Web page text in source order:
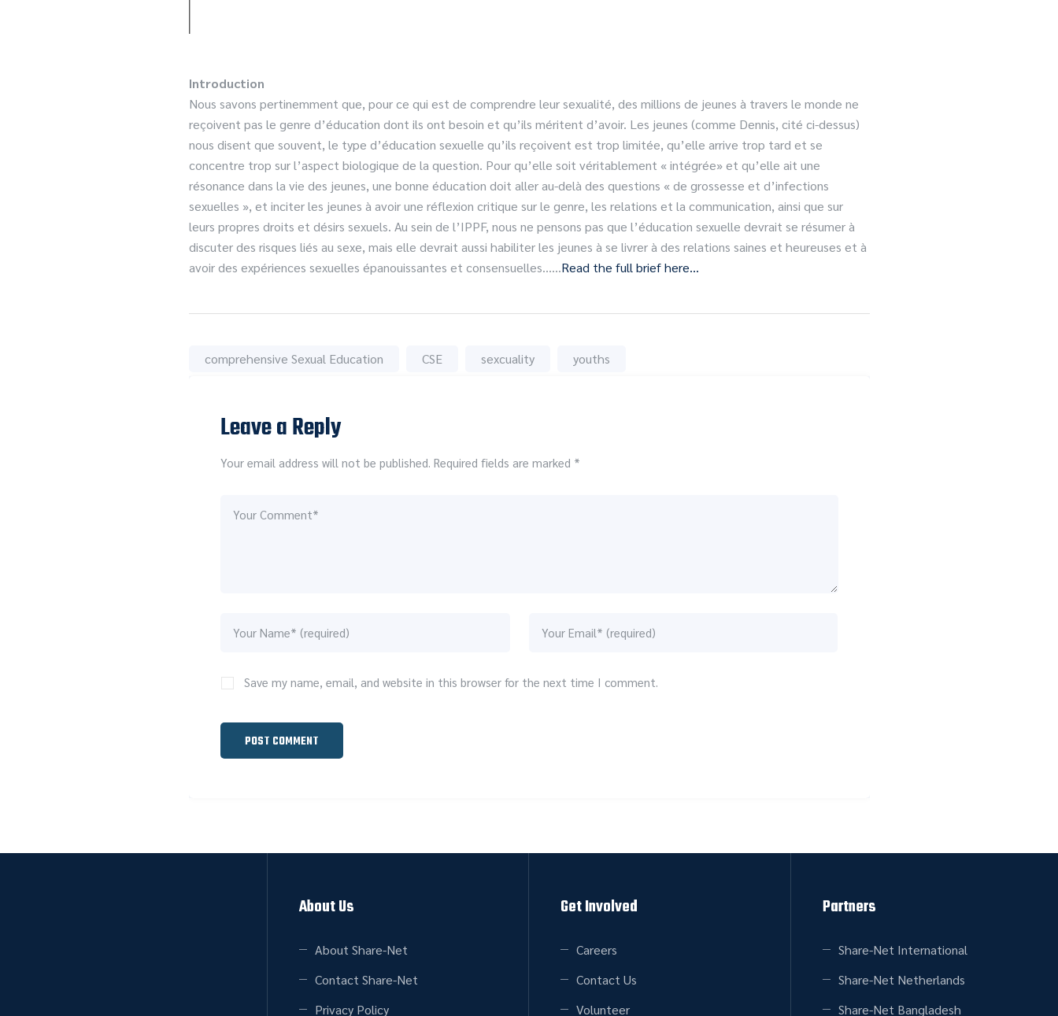
Introduction
Nous savons pertinemment que, pour ce qui est de comprendre leur sexualité, des millions de jeunes à travers le monde ne
reçoivent pas le genre d’éducation dont ils ont besoin et qu’ils méritent d’avoir. Les jeunes (comme Dennis, cité ci-dessus)
nous disent que souvent, le type d’éducation sexuelle qu’ils reçoivent est trop limitée, qu’elle arrive trop tard et se
concentre trop sur l’aspect biologique de la question. Pour qu’elle soit véritablement « intégrée» et qu’elle ait une
résonance dans la vie des jeunes, une bonne éducation doit aller au-delà des questions « de grossesse et d’infections
sexuelles », et inciter les jeunes à avoir une réflexion critique sur le genre, les relations et la communication, ainsi que sur
leurs propres droits et désirs sexuels. Au sein de l’IPPF, nous ne pensons pas que l’éducation sexuelle devrait se résumer à
discuter des risques liés au sexe, mais elle devrait aussi habiliter les jeunes à se livrer à des relations saines et heureuses et à
avoir des expériences sexuelles épanouissantes et consensuelles……Read the full brief here…
comprehensive Sexual Education CSE sexcuality youths
Leave a Reply
Your email address will not be published. Required fields are marked *
Save my name, email, and website in this browser for the next time I comment.
About Us
About Share-Net
Contact Share-Net
Privacy Policy
Get Involved
Careers
Contact Us
Volunteer
Partners
Share-Net International
Share-Net Netherlands
Share-Net Bangladesh